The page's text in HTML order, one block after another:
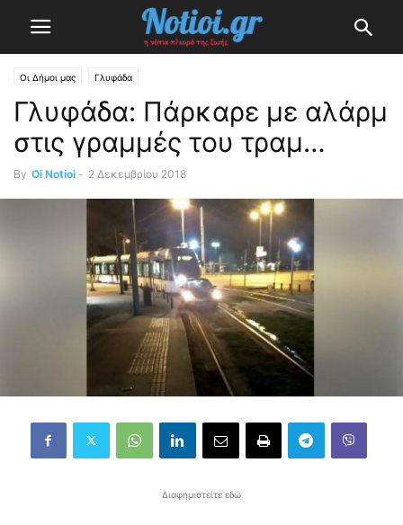
Οι Δήμοι μας Γλυφάδα
Γλυφάδα: Πάρκαρε με αλάρμ
στις γραμμές του τραμ…
By Oi Notioi - 2 Δεκεμβρίου 2018
Διαφημιστείτε εδώ